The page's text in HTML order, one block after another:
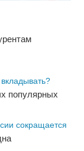
популярных
сокращается